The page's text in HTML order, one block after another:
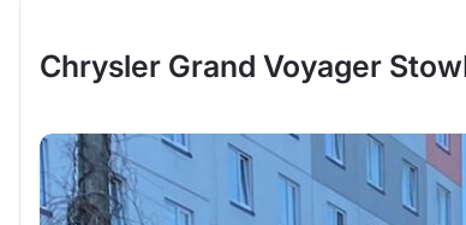
Chrysler Grand Voyager